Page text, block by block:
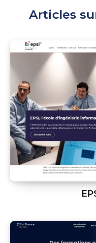
Articles